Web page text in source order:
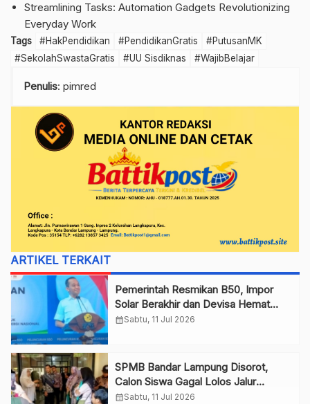
Streamlining Tasks: Automation Gadgets Revolutionizing
Everyday Work
Tags #HakPendidikan #PendidikanGratis
#PutusanMK
#SekolahSwastaGratis
#UU Sisdiknas #WajibBelajar
Penulis: pimred
ARTIKEL TERKAIT
Pemerintah Resmikan B50, Impor
Solar Berakhir dan Devisa Hemat
Rp170 Triliun
calendar_monthSabtu, 11 Jul 2026
SPMB Bandar Lampung Disorot,
Calon Siswa Gagal Lolos Jalur
Domisili
calendar_monthSabtu, 11 Jul 2026